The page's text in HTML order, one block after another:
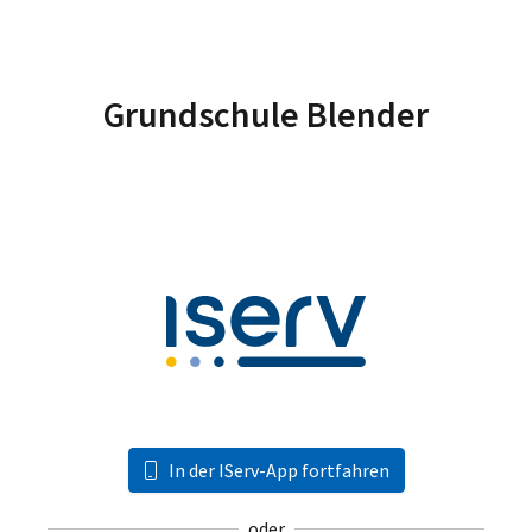
Grundschule Blender
In der IServ-App fortfahren